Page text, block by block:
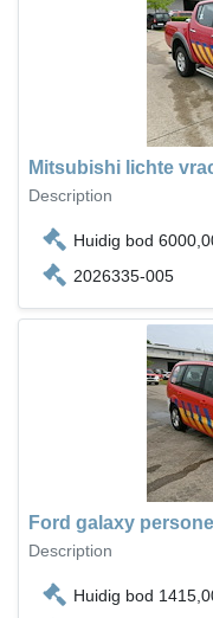
Mitsubishi lichte
Description
Huidig bod
2026335-005
Ford galaxy
Description
Huidig bod